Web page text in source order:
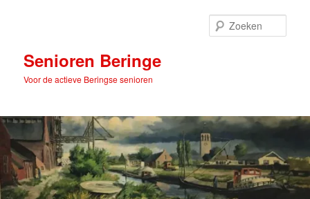
inhoudSenioren Beringe
Voor de actieve Beringse senioren